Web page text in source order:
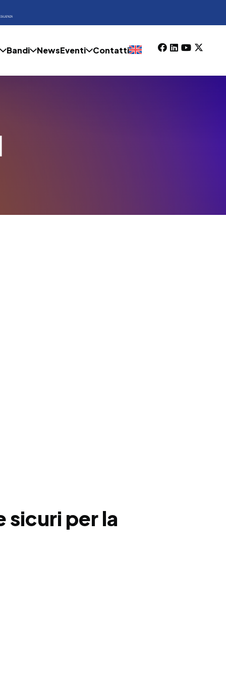
Bandi NewsEventi Contatti
per la